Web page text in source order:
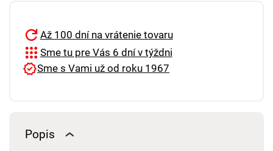
Až 100 dní na vrátenie tovaru
Sme tu pre Vás 6 dní v týždni
Sme s Vami už od roku 1967
Popis